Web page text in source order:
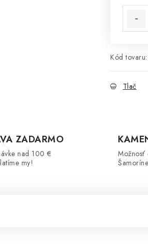
Kód tovaru:
Tlač
ZADARMO
nad 100 €
my!
Možnosť